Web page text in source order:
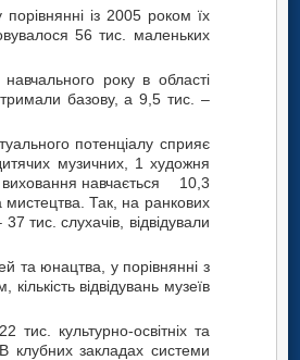
із 2005 роком їх
56 тис. маленьких
року в області
базову, а 9,5 тис. –
потенціалу сприяє
музичних, 1 художня
виховання навчається 10,3
мистецтва. Так, на ранкових
тис. слухачів, відвідували
та юнацтва, у порівнянні з
відвідувань музеїв
тис. культурно-освітніх та
клубних закладах системи